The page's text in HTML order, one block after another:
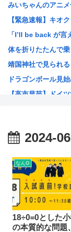
【阿波おどり】女
シカ「全部喰った
【画像】例の美人
「かなり小さくな
女さん、正論「30
「日本で1番有名
みいちゃんのアニ
【緊急速報】キオ
「I’ll be back が
体を折りたたんで
靖国神社で見られ
ドラゴンボール見
【高市早苗】ドイ
韓国人「昨日Jリー
財務省のエース、
なぜみんなは
【画像】「生徒会
音楽生成AI「Suno
海外「今年、夏の
2024-06
なんG
18÷0=0とした
の本質的な問題